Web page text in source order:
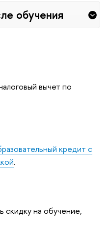
обучения
вычет по
кредит с
.
скидку на обучение,